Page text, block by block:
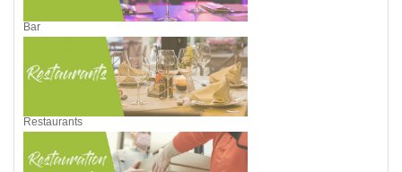
Bar
Restaurants